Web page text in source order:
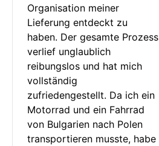
Organisation meiner
Lieferung entdeckt zu
haben. Der gesamte Prozess
verlief unglaublich
reibungslos und hat mich
vollständig
zufriedengestellt. Da ich ein
Motorrad und ein Fahrrad
von Bulgarien nach Polen
transportieren musste, habe